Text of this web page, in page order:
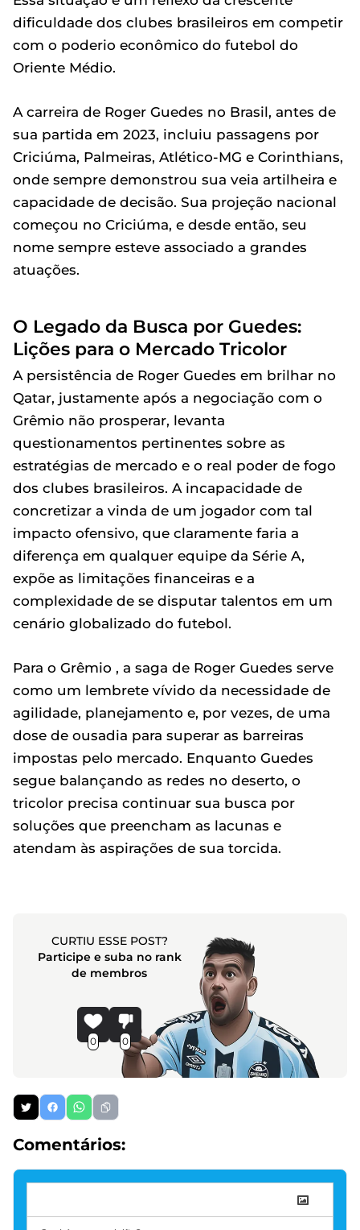
dificuldade dos clubes brasileiros em competir
com o poderio econômico do futebol do
Oriente Médio.
A carreira de Roger Guedes no Brasil, antes de
sua partida em 2023, incluiu passagens por
Criciúma, Palmeiras, Atlético-MG e Corinthians,
onde sempre demonstrou sua veia artilheira e
capacidade de decisão. Sua projeção nacional
começou no Criciúma, e desde então, seu
nome sempre esteve associado a grandes
atuações.
O Legado da Busca por Guedes:
Lições para o Mercado Tricolor
A persistência de Roger Guedes em brilhar no
Qatar, justamente após a negociação com o
Grêmio não prosperar, levanta
questionamentos pertinentes sobre as
estratégias de mercado e o real poder de fogo
dos clubes brasileiros. A incapacidade de
concretizar a vinda de um jogador com tal
impacto ofensivo, que claramente faria a
diferença em qualquer equipe da Série A,
expõe as limitações financeiras e a
complexidade de se disputar talentos em um
cenário globalizado do futebol.
Para o Grêmio , a saga de Roger Guedes serve
como um lembrete vívido da necessidade de
agilidade, planejamento e, por vezes, de uma
dose de ousadia para superar as barreiras
impostas pelo mercado. Enquanto Guedes
segue balançando as redes no deserto, o
tricolor precisa continuar sua busca por
soluções que preencham as lacunas e
atendam às aspirações de sua torcida.
CURTIU ESSE POST?
Participe e suba no rank
de membros
0 0
Comentários: